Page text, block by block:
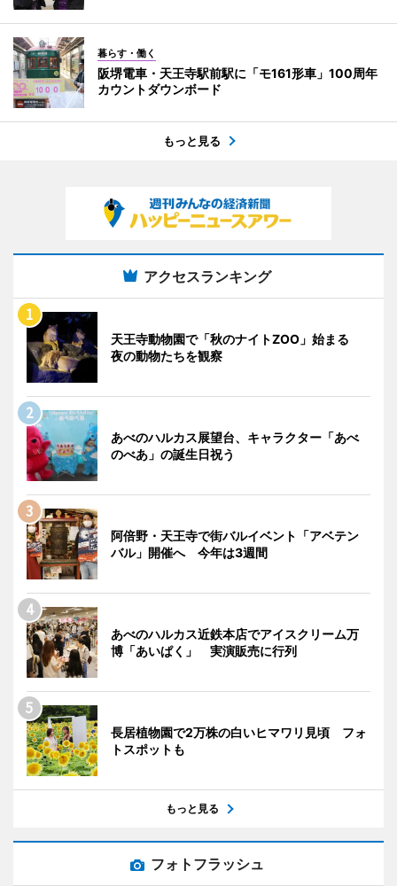
暮らす・働く
阪堺電車・天王寺駅前駅に「モ161形車」100周年
カウントダウンボード
もっと見る
アクセスランキング
天王寺動物園で「秋のナイトZOO」始まる
夜の動物たちを観察
あべのハルカス展望台、キャラクター「あべ
のべあ」の誕生日祝う
阿倍野・天王寺で街バルイベント「アベテン
バル」開催へ 今年は3週間
あべのハルカス近鉄本店でアイスクリーム万
博「あいぱく」 実演販売に行列
長居植物園で2万株の白いヒマワリ見頃 フォ
トスポットも
もっと見る
フォトフラッシュ